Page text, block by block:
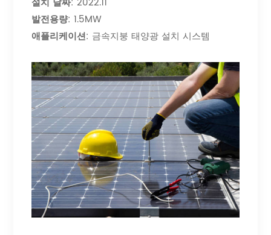
발전용량: 1.5MW
애플리케이션: 금속지붕 태양광 설치 시스템